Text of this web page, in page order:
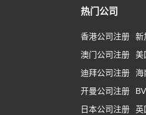
热门公司
香港公司注册
新
澳门公司注册
美
迪拜公司注册
海
开曼公司注册
日本公司注册
英